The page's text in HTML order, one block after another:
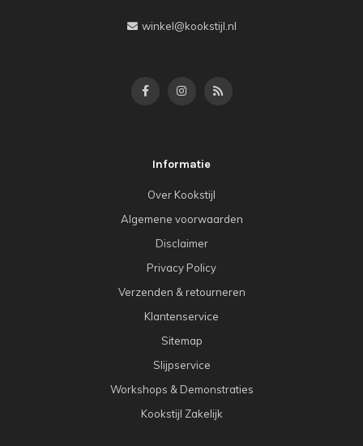
winkel@kookstijl.nl
Informatie
Over Kookstijl
Algemene voorwaarden
Disclaimer
Privacy Policy
Verzenden & retourneren
Klantenservice
Sitemap
Slijpservice
Workshops & Demonstraties
Kookstijl Zakelijk